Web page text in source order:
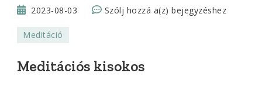
2023-08-03 Szólj hozzá a(z)Meditációs
bejegyzéshez
Meditáció
Meditációs kisokos